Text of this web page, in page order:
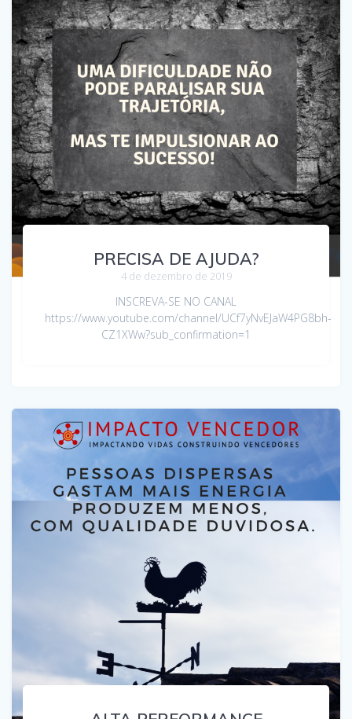
PRECISA DE AJUDA?
4 de dezembro de 2019
INSCREVA-SE NO CANAL
https://www.youtube.com/channel/UCf7yNvEJaW4PG8bh-
CZ1XWw?sub_confirmation=1